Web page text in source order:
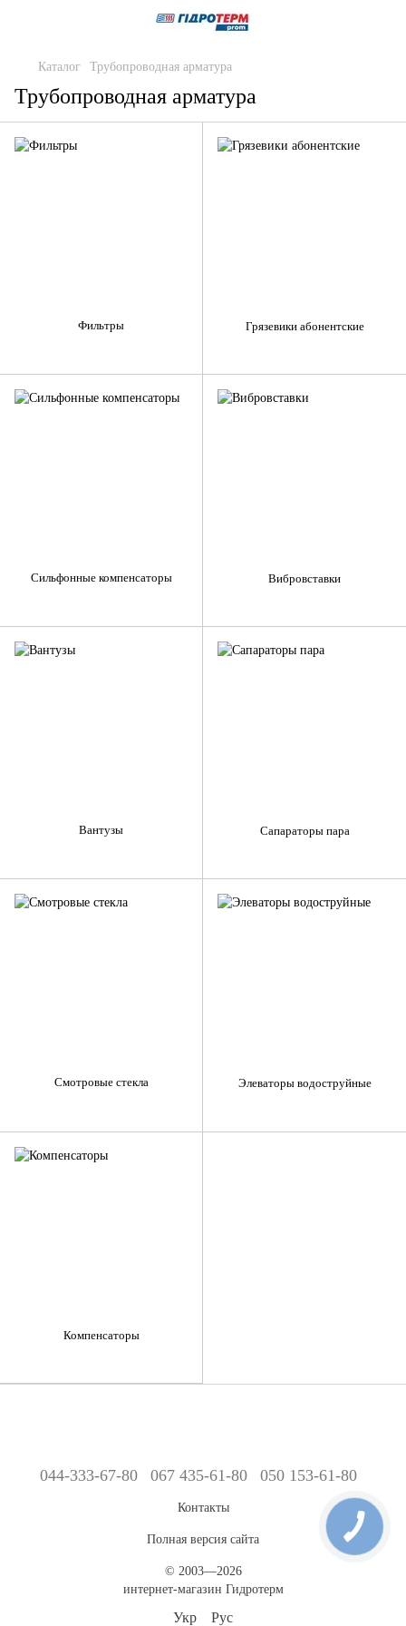
Каталог Трубопроводная арматура
Трубопроводная арматура
Фильтры Грязевики абонентские
Сильфонные компенсаторы Вибровставки
Вантузы Сапараторы пара
Смотровые стекла Элеваторы водоструйные
Компенсаторы
044-333-67-80 067 435-61-80 050 153-61-80
Контакты
Полная версия сайта
© 2003—2026
интернет-магазин Гидротерм
Укр Рус